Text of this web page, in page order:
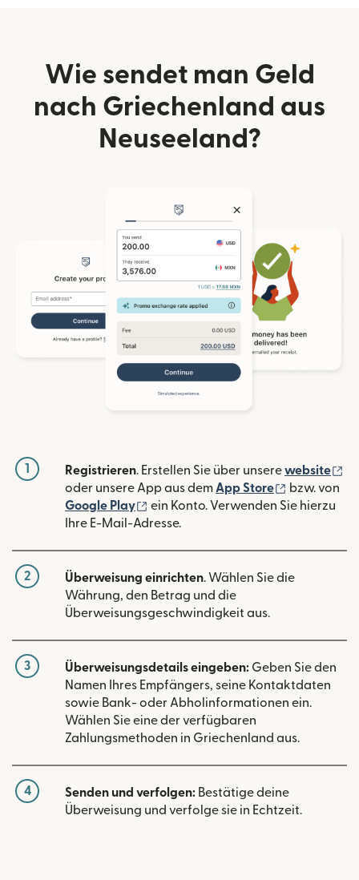
Wie sendet man Geld
nach Griechenland aus
Neuseeland?
1 Registrieren. Erstellen Sie über unserewebsite
oder unsere App aus dem App Store (wird in
bzw. von
Google Play
(wird in einem neuen Fenster
ein Konto. Verwenden Sie hierzu
Ihre E-Mail-Adresse.
2 Überweisung einrichten. Wählen Sie die
Währung, den Betrag und die
Überweisungsgeschwindigkeit aus.
3 Überweisungsdetails eingeben: Geben Sie den
Namen Ihres Empfängers, seine Kontaktdaten
sowie Bank- oder Abholinformationen ein.
Wählen Sie eine der verfügbaren
Zahlungsmethoden in Griechenland aus.
4 Senden und verfolgen: Bestätige deine
Überweisung und verfolge sie in Echtzeit.